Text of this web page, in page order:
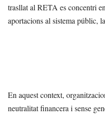
trasllat al RETA es concentri
aportacions al sistema públic,
En aquest context,
neutralitat financera i sense